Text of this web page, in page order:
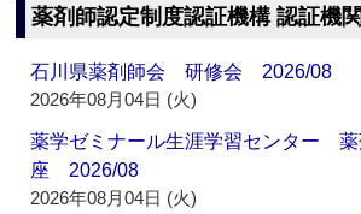
薬剤師認定制度認証機構 認証機
石川県薬剤師会 研修会 2026/08
2026年08月04日 (火)
薬学ゼミナール生涯学習センター 薬
座 2026/08
2026年08月04日 (火)